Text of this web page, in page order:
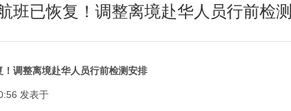
班已恢复！调整离境赴华人员行前检
调整离境赴华人员行前检测安排
发表于